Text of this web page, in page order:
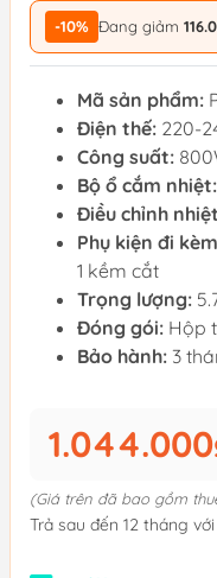
-10% Đang giảm
Mã sản phẩm:
Điện thế: 220-
Công suất:
Bộ ổ cắm nhiệt:
Điều chỉnh
Phụ kiện đi
1 kềm cắt
Trọng lượng:
Đóng gói: Hộp
Bảo hành: 3
(Giá trên đã bao gồm
Trả sau đến 12 tháng với